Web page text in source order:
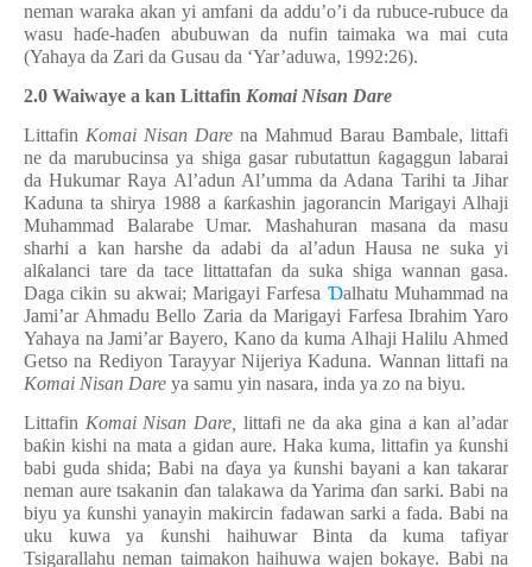
neman waraka akan yi amfani da addu’o’i da rubuce-rubuce da
wasu haɗe-haɗen abubuwan da nufin taimaka wa mai cuta
(Yahaya da Zari da Gusau da ‘Yar’aduwa, 1992:26).
2.0 Waiwaye a kan Littafin Komai Nisan Dare
Littafin Komai Nisan Dare na Mahmud Barau Bambale, littafi
ne da marubucinsa ya shiga gasar rubutattun ƙagaggun labarai
da Hukumar Raya Al’adun Al’umma da Adana Tarihi ta Jihar
Kaduna ta shirya 1988 a ƙarƙashin jagorancin Marigayi Alhaji
Muhammad Balarabe Umar. Mashahuran masana da masu
sharhi a kan harshe da adabi da al’adun Hausa ne suka yi
alƙalanci tare da tace littattafan da suka shiga wannan gasa.
Daga cikin su akwai; Marigayi Farfesa Ɗalhatu Muhammad na
Jami’ar Ahmadu Bello Zaria da Marigayi Farfesa Ibrahim Yaro
Yahaya na Jami’ar Bayero, Kano da kuma Alhaji Halilu Ahmed
Getso na Rediyon Tarayyar Nijeriya Kaduna. Wannan littafi na
Komai Nisan Dare ya samu yin nasara, inda ya zo na biyu.
Littafin Komai Nisan Dare, littafi ne da aka gina a kan al’adar
baƙin kishi na mata a gidan aure. Haka kuma, littafin ya ƙunshi
babi guda shida; Babi na ɗaya ya ƙunshi bayani a kan takarar
neman aure tsakaninɗan talakawa da Yarima ɗan sarki. Babi na
biyu ya ƙunshi yanayin makircin fadawan sarki a fada. Babi na
uku kuwa ya ƙunshi haihuwar Binta da kuma tafiyar
Tsigarallahu neman taimakon haihuwa wajen bokaye. Babi na